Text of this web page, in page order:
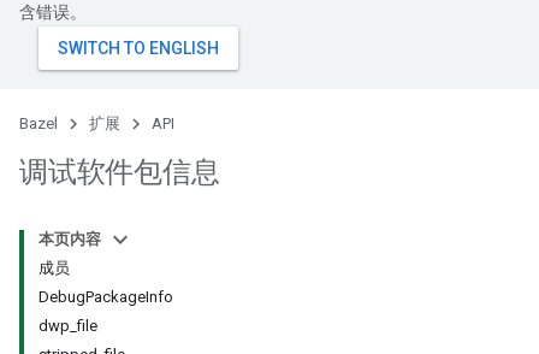
含错误。
Bazel 扩展 API
调试软件包信息
本页内容
成员
DebugPackageInfo
dwp_file